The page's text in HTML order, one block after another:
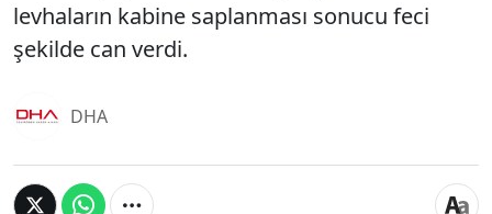
levhaların kabine saplanması sonucu feci
şekilde can verdi.
DHA